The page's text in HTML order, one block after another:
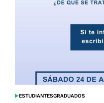
POSTED
ESTUDIANTESGRADUADOS